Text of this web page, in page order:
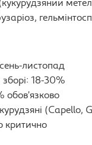
листопад
зборі: 18-30%
(Capello,
критично